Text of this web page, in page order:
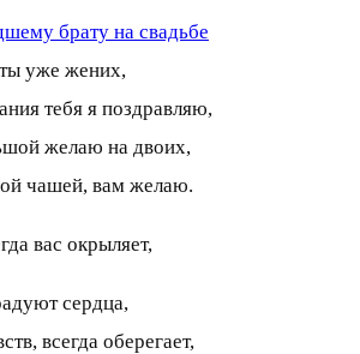
брату на свадьбе
уже жених,
тебя я поздравляю,
желаю на двоих,
чашей, вам желаю.
вас окрыляет,
сердца,
всегда оберегает,